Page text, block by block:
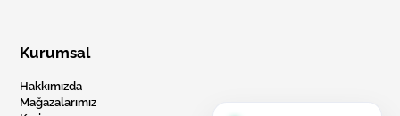
Kurumsal
Hakkımızda
Mağazalarımız